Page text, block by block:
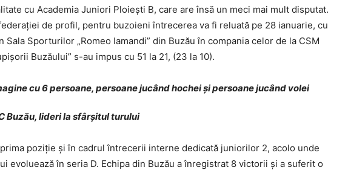
cu Academia Juniori Ploieşti B, care are însă un meci mai mult disputat.
de profil, pentru buzoieni întrecerea va fi reluată pe 28 ianuarie, cu
Sala Sporturilor „Romeo Iamandi” din Buzău în compania celor de la CSM
Buzăului” s-au impus cu 51 la 21, (23 la 10).
Buzău, lideri la sfârşitul turului
poziţie şi în cadrul întrecerii interne dedicată juniorilor 2, acolo unde
evoluează în seria D. Echipa din Buzău a înregistrat 8 victorii şi a suferit o